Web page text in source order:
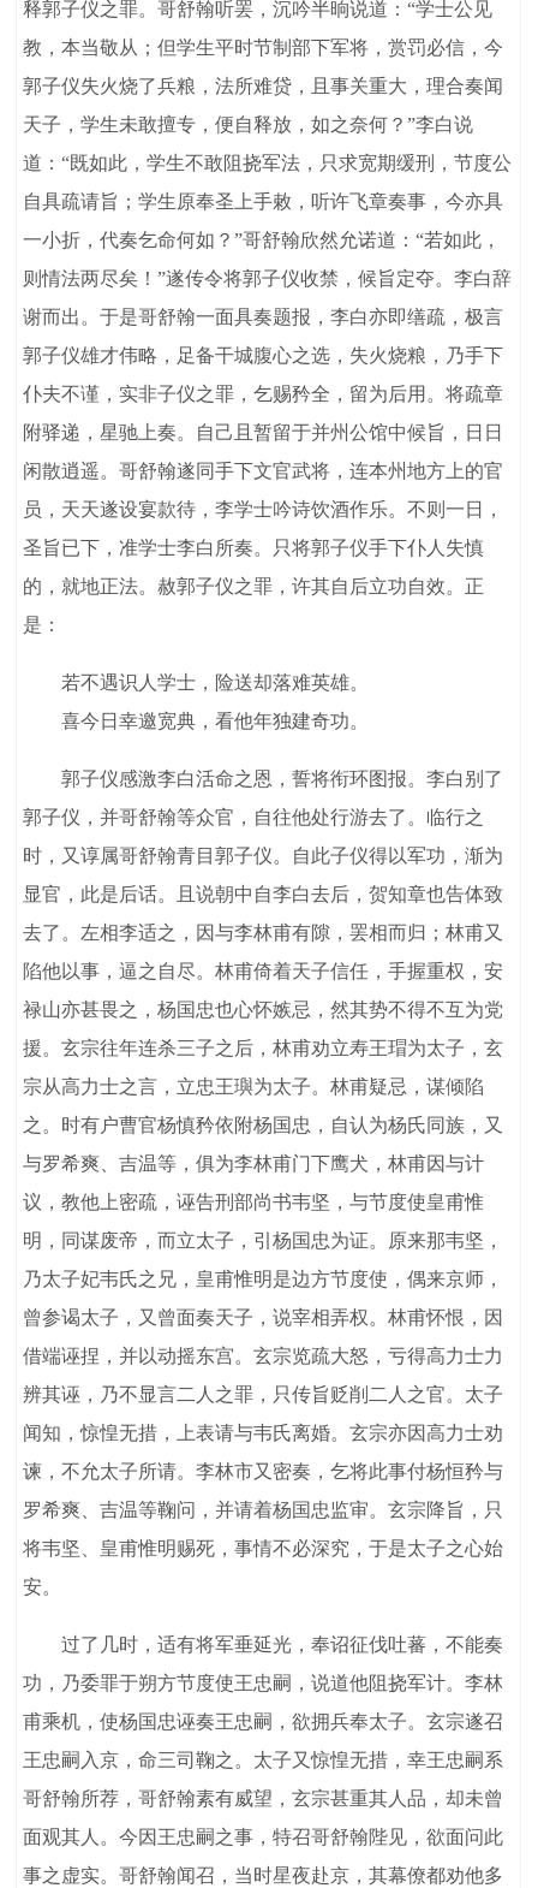
释郭子仪之罪。哥舒翰听罢，沉吟半晌说道：“学士公见
教，本当敬从；但学生平时节制部下军将，赏罚必信，今
郭子仪失火烧了兵粮，法所难贷，且事关重大，理合奏闻
天子，学生未敢擅专，便自释放，如之奈何？”李白说
道：“既如此，学生不敢阻挠军法，只求宽期缓刑，节度公
自具疏请旨；学生原奉圣上手敕，听许飞章奏事，今亦具
一小折，代奏乞命何如？”哥舒翰欣然允诺道：“若如此，
则情法两尽矣！”遂传令将郭子仪收禁，候旨定夺。李白辞
谢而出。于是哥舒翰一面具奏题报，李白亦即缮疏，极言
郭子仪雄才伟略，足备干城腹心之选，失火烧粮，乃手下
仆夫不谨，实非子仪之罪，乞赐矜全，留为后用。将疏章
附驿递，星驰上奏。自己且暂留于并州公馆中候旨，日日
闲散逍遥。哥舒翰遂同手下文官武将，连本州地方上的官
员，天天遂设宴款待，李学士吟诗饮酒作乐。不则一日，
圣旨已下，准学士李白所奏。只将郭子仪手下仆人失慎
的，就地正法。赦郭子仪之罪，许其自后立功自效。正
是：
若不遇识人学士，险送却落难英雄。
喜今日幸邀宽典，看他年独建奇功。
郭子仪感激李白活命之恩，誓将衔环图报。李白别了
郭子仪，并哥舒翰等众官，自往他处行游去了。临行之
时，又谆属哥舒翰青目郭子仪。自此子仪得以军功，渐为
显官，此是后话。且说朝中自李白去后，贺知章也告体致
去了。左相李适之，因与李林甫有隙，罢相而归；林甫又
陷他以事，逼之自尽。林甫倚着天子信任，手握重权，安
禄山亦甚畏之，杨国忠也心怀嫉忌，然其势不得不互为党
援。玄宗往年连杀三子之后，林甫劝立寿王瑁为太子，玄
宗从高力士之言，立忠王璵为太子。林甫疑忌，谋倾陷
之。时有户曹官杨慎矜依附杨国忠，自认为杨氏同族，又
与罗希爽、吉温等，俱为李林甫门下鹰犬，林甫因与计
议，教他上密疏，诬告刑部尚书韦坚，与节度使皇甫惟
明，同谋废帝，而立太子，引杨国忠为证。原来那韦坚，
乃太子妃韦氏之兄，皇甫惟明是边方节度使，偶来京师，
曾参谒太子，又曾面奏天子，说宰相弄权。林甫怀恨，因
借端诬捏，并以动摇东宫。玄宗览疏大怒，亏得高力士力
辨其诬，乃不显言二人之罪，只传旨贬削二人之官。太子
闻知，惊惶无措，上表请与韦氏离婚。玄宗亦因高力士劝
谏，不允太子所请。李林市又密奏，乞将此事付杨恒矜与
罗希爽、吉温等鞠问，并请着杨国忠监审。玄宗降旨，只
将韦坚、皇甫惟明赐死，事情不必深究，于是太子之心始
安。
过了几时，适有将军垂延光，奉诏征伐吐蕃，不能奏
功，乃委罪于朔方节度使王忠嗣，说道他阻挠军计。李林
甫乘机，使杨国忠诬奏王忠嗣，欲拥兵奉太子。玄宗遂召
王忠嗣入京，命三司鞠之。太子又惊惶无措，幸王忠嗣系
哥舒翰所荐，哥舒翰素有威望，玄宗甚重其人品，却未曾
面观其人。今因王忠嗣之事，特召哥舒翰陛见，欲面问此
事之虚实。哥舒翰闻召，当时星夜赴京，其幕僚都劝他多